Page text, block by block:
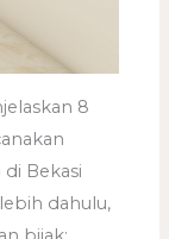
8
Bekasi
dahulu,